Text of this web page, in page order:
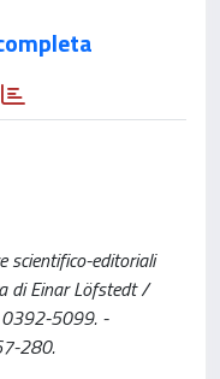
scientifico-editoriali
di Einar Löfstedt /
0392-5099. -
280.